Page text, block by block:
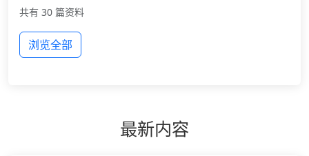
共有 30 篇资料
浏览全部
最新内容